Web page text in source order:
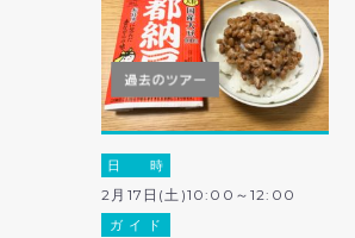
日 時
2月17日(土)10:00～12:00
ガ イ ド